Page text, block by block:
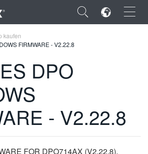
×
kaufen
FIRMWARE - V2.22.8
DPO
- V2.22.8
FOR DPO714AX (V2.22.8).